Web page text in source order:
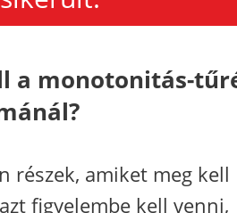
a monotonitás-
részek, amiket meg kell
figyelembe kell venni,